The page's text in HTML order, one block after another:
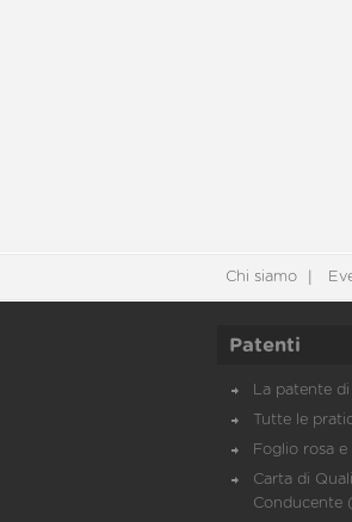
Chi siamo
Patenti
La patente
Tutte le
Foglio rosa e
Carta di
Conducente